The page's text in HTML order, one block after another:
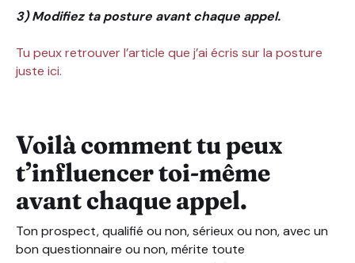
3) Modifiez ta posture avant chaque appel.
Tu peux retrouver l’article que j’ai écris sur la posture
juste ici.
Voilà comment tu peux
t’influencer toi-même
avant chaque appel.
Ton prospect, qualifié ou non, sérieux ou non, avec un
bon questionnaire ou non, mérite toute